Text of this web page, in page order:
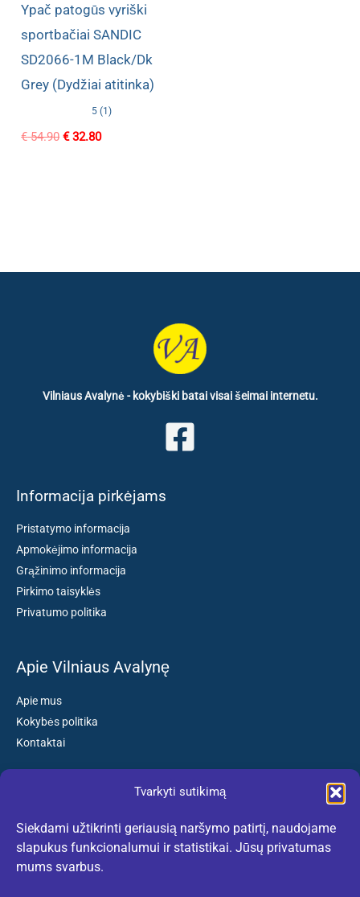
Tvarkyti sutikimą
Siekdami užtikrinti geriausią naršymo patirtį, naudojame
slapukus funkcionalumui ir statistikai. Jūsų privatumas
mums svarbus.
Ypač patogūs vyriški
sportbačiai SANDIC
SD2066-1M Black/Dk
Grey (Dydžiai atitinka)
5 (1)
€54.90 Original
€32.80Current
Vilniaus Avalynė - kokybiški batai visai šeimai internetu.
Informacija pirkėjams
Pristatymo informacija
Apmokėjimo informacija
Grąžinimo informacija
Pirkimo taisyklės
Privatumo politika
Apie Vilniaus Avalynę
Apie mus
Kokybės politika
Kontaktai
El. paštas: kokybiskibatai@gmail.com
Tel. +370 659 77132